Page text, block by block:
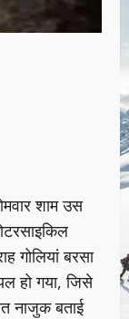
शाम उस
गोलियां बरसा
हो गया, जिसे
नाजुक बताई